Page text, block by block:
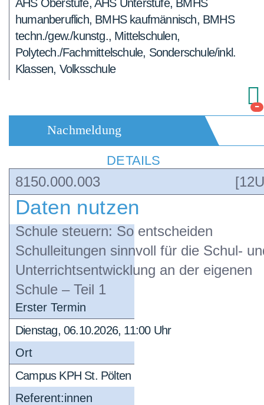
AHS Oberstufe, AHS Unterstufe, BMHS
humanberuflich, BMHS kaufmännisch, BMHS
techn./gew./kunstg., Mittelschulen,
Polytech./Fachmittelschule, Sonderschule/inkl.
Klassen, Volksschule
-
Nachmeldung
DETAILS
8150.000.003
Daten nutzen
Schule steuern: So entscheiden
Schulleitungen sinnvoll für die Schul-
Unterrichtsentwicklung an der eigenen
Schule – Teil 1
Erster Termin
Dienstag, 06.10.2026, 11:00 Uhr
Ort
Campus KPH St. Pölten
Referent:innen